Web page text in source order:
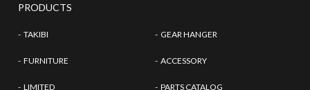
PRODUCTS
TAKIBI GEAR HANGER
FURNITURE ACCESSORY
LIMITED PARTS CATALOG